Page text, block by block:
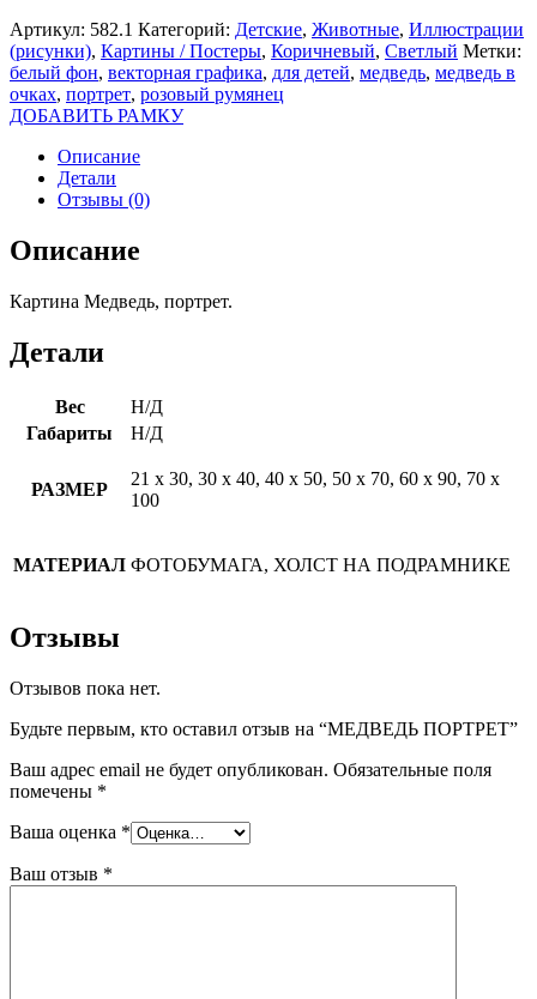
Артикул: 582.1 Категорий: Детские, Животные, Иллюстрации
(рисунки), Картины / Постеры, Коричневый, Светлый Метки:
белый фон, векторная графика, для детей, медведь, медведь в
очках, портрет, розовый румянец
ДОБАВИТЬ РАМКУ
Описание
Детали
Отзывы (0)
Описание
Картина Медведь, портрет.
Детали
Вес
Н/Д
Габариты
Н/Д
РАЗМЕР
21 х 30, 30 х 40, 40 х 50, 50 х 70, 60 х 90, 70 х
100
МАТЕРИАЛ ФОТОБУМАГА, ХОЛСТ НА ПОДРАМНИКЕ
Отзывы
Отзывов пока нет.
Будьте первым, кто оставил отзыв на “МЕДВЕДЬ ПОРТРЕТ”
Ваш адрес email не будет опубликован. Обязательные поля
помечены *
Ваша оценка *
Ваш отзыв *